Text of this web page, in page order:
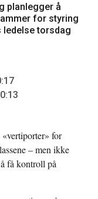
planlegger å
for styring
torsdag
for
– men ikke
få kontroll på